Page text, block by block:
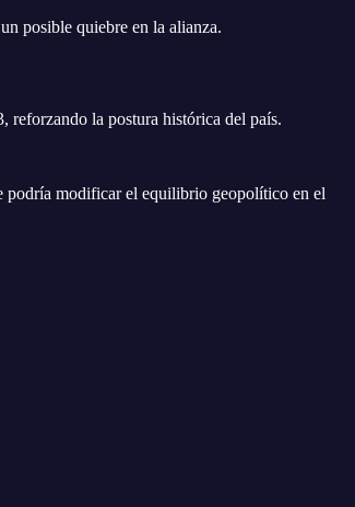
posible quiebre en la alianza.
reforzando la postura histórica del país.
podría modificar el equilibrio geopolítico en el